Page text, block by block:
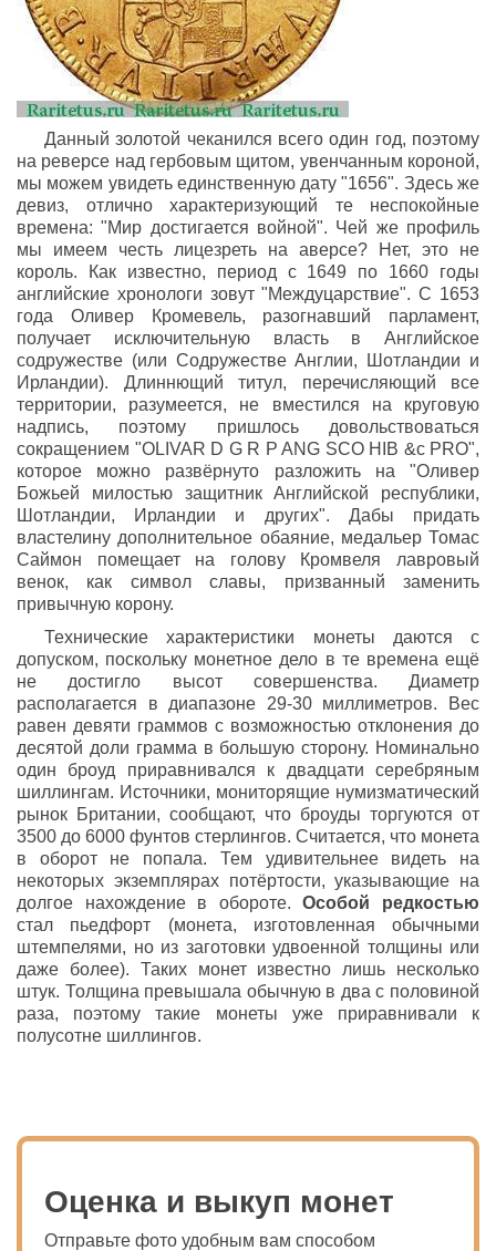
Данный золотой чеканился всего один год, поэтому
на реверсе над гербовым щитом, увенчанным короной,
мы можем увидеть единственную дату "1656". Здесь же
девиз, отлично характеризующий те неспокойные
времена: "Мир достигается войной". Чей же профиль
мы имеем честь лицезреть на аверсе? Нет, это не
король. Как известно, период с 1649 по 1660 годы
английские хронологи зовут "Междуцарствие". С 1653
года Оливер Кромевель, разогнавший парламент,
получает исключительную власть в Английское
содружестве (или Содружестве Англии, Шотландии и
Ирландии). Длиннющий титул, перечисляющий все
территории, разумеется, не вместился на круговую
надпись, поэтому пришлось довольствоваться
сокращением "OLIVAR D G R P ANG SCO HIB &c PRO",
которое можно развёрнуто разложить на "Оливер
Божьей милостью защитник Английской республики,
Шотландии, Ирландии и других". Дабы придать
властелину дополнительное обаяние, медальер Томас
Саймон помещает на голову Кромвеля лавровый
венок, как символ славы, призванный заменить
привычную корону.
Технические характеристики монеты даются с
допуском, поскольку монетное дело в те времена ещё
не достигло высот совершенства. Диаметр
располагается в диапазоне 29-30 миллиметров. Вес
равен девяти граммов с возможностью отклонения до
десятой доли грамма в большую сторону. Номинально
один броуд приравнивался к двадцати серебряным
шиллингам. Источники, мониторящие нумизматический
рынок Британии, сообщают, что броуды торгуются от
3500 до 6000 фунтов стерлингов. Считается, что монета
в оборот не попала. Тем удивительнее видеть на
некоторых экземплярах потёртости, указывающие на
долгое нахождение в обороте.Особой редкостью
стал пьедфорт (монета, изготовленная обычными
штемпелями, но из заготовки удвоенной толщины или
даже более). Таких монет известно лишь несколько
штук. Толщина превышала обычную в два с половиной
раза, поэтому такие монеты уже приравнивали к
полусотне шиллингов.
Оценка и выкуп монет
Отправьте фото удобным вам способом